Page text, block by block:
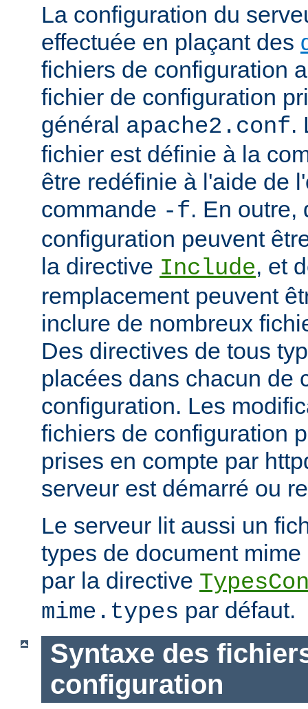
La configuration du
effectuée en plaçant des
fichiers de configuration
fichier de configuration
général apache2.conf.
fichier est définie à la
être redéfinie à l'aide de
commande -f. En outre,
configuration peuvent
la directive Include, et
remplacement peuvent
inclure de nombreux
Des directives de tous
placées dans chacun de
configuration. Les
fichiers de configuration
prises en compte par
serveur est démarré ou
Le serveur lit aussi un
types de document
par la directive
mime.types par défaut.
Syntaxe des
configuration